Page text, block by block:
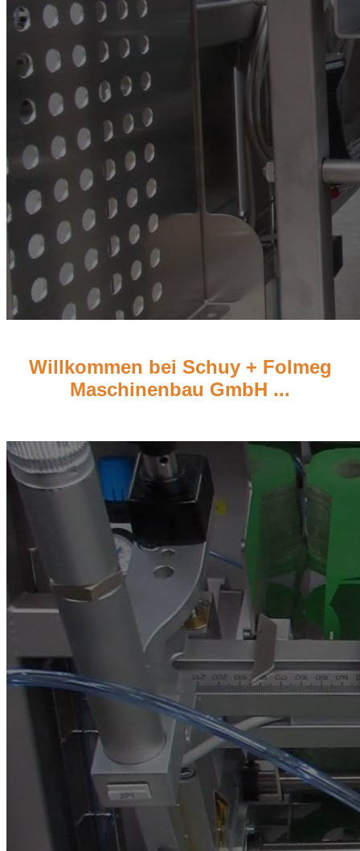
Willkommen bei Schuy + Folmeg
Maschinenbau GmbH ...